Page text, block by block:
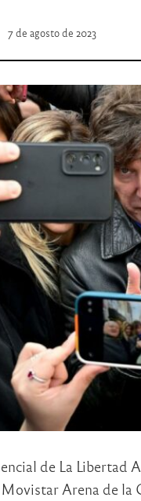
7 de agosto de 2023
de La Libertad
Arena de